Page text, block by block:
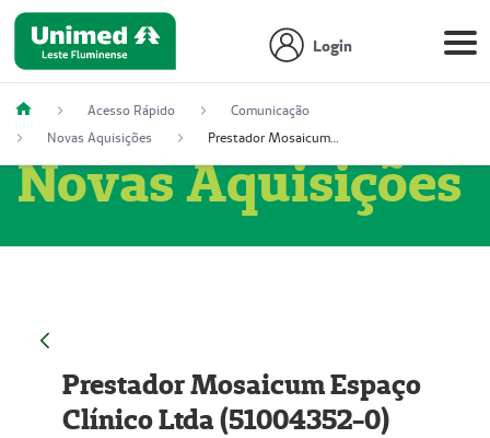
Login
Acesso Rápido
Comunicação
Novas Aquisições
Prestador Mosaicum Espaço Clínico Ltda (51004352-0)
Novas Aquisições
Prestador Mosaicum Espaço
Clínico Ltda (51004352-0)